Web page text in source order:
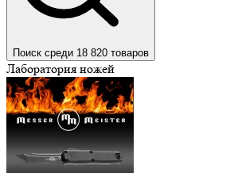
Поиск среди 18 820 товаров
Лаборатория ножей